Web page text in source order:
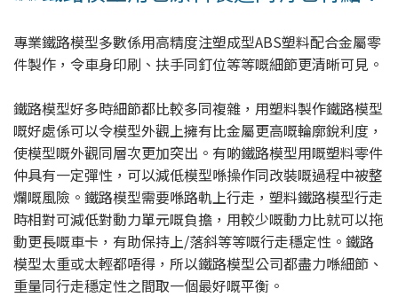
專業鐵路模型多數係用高精度注塑成型ABS塑料配合金屬零
件製作，令車身印刷、扶手同釘位等等嘅細節更清晰可見。
鐵路模型好多時細節都比較多同複雜，用塑料製作鐵路模型
嘅好處係可以令模型外觀上擁有比金屬更高嘅輪廓銳利度，
使模型嘅外觀同層次更加突出。有啲鐵路模型用嘅塑料零件
仲具有一定彈性，可以減低模型喺操作同改裝嘅過程中被整
爛嘅風險。鐵路模型需要喺路軌上行走，塑料鐵路模型行走
時相對可減低對動力單元嘅負擔，用較少嘅動力比就可以拖
動更長嘅車卡，有助保持上/落斜等等嘅行走穩定性。鐵路
模型太重或太輕都唔得，所以鐵路模型公司都盡力喺細節、
重量同行走穩定性之間取一個最好嘅平衡。